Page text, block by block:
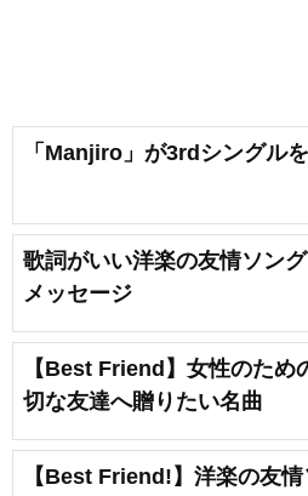
「Manjiro」が3rdシングル
歌詞がいい洋楽の友情ソン
メッセージ
【Best Friend】女性のため
切な友達へ贈りたい名曲
【Best Friend!】洋楽の友